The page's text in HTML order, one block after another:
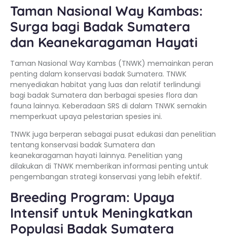
Taman Nasional Way Kambas:
Surga bagi Badak Sumatera
dan Keanekaragaman Hayati
Taman Nasional Way Kambas (TNWK) memainkan peran
penting dalam konservasi badak Sumatera. TNWK
menyediakan habitat yang luas dan relatif terlindungi
bagi badak Sumatera dan berbagai spesies flora dan
fauna lainnya. Keberadaan SRS di dalam TNWK semakin
memperkuat upaya pelestarian spesies ini.
TNWK juga berperan sebagai pusat edukasi dan penelitian
tentang konservasi badak Sumatera dan
keanekaragaman hayati lainnya. Penelitian yang
dilakukan di TNWK memberikan informasi penting untuk
pengembangan strategi konservasi yang lebih efektif.
Breeding Program: Upaya
Intensif untuk Meningkatkan
Populasi Badak Sumatera